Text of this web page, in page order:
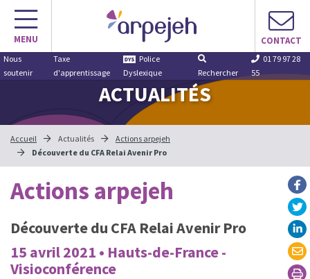
Aller
contenu
MENU CONTACT
Nous
soutenir
Taxe
d'apprentissage
Police
Dyslexique
Rechercher
01 79 97 28
55
ACTUALITÉS
Accueil Actualités
Actions arpejeh
Découverte du CFA Relai Avenir Pro
Actions arpejeh
Découverte du CFA Relai Avenir Pro
15 avril 2021 • Hauts-de-France -
Visioconférence